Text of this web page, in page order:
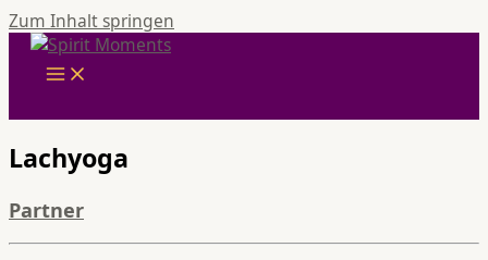
Zum Inhalt springen
Lachyoga
Partner